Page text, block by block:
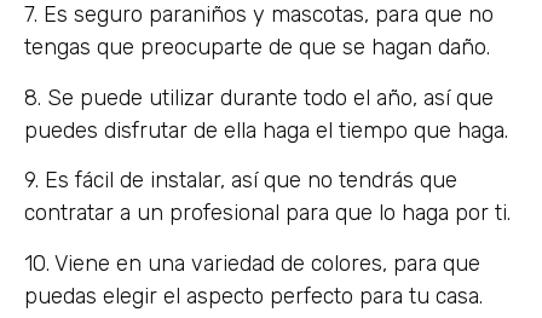
7. Es seguro paraniños y mascotas, para que no
tengas que preocuparte de que se hagan daño.
8. Se puede utilizar durante todo el año, así que
puedes disfrutar de ella haga el tiempo que haga.
9. Es fácil de instalar, así que no tendrás que
contratar a un profesional para que lo haga por ti.
10. Viene en una variedad de colores, para que
puedas elegir el aspecto perfecto para tu casa.